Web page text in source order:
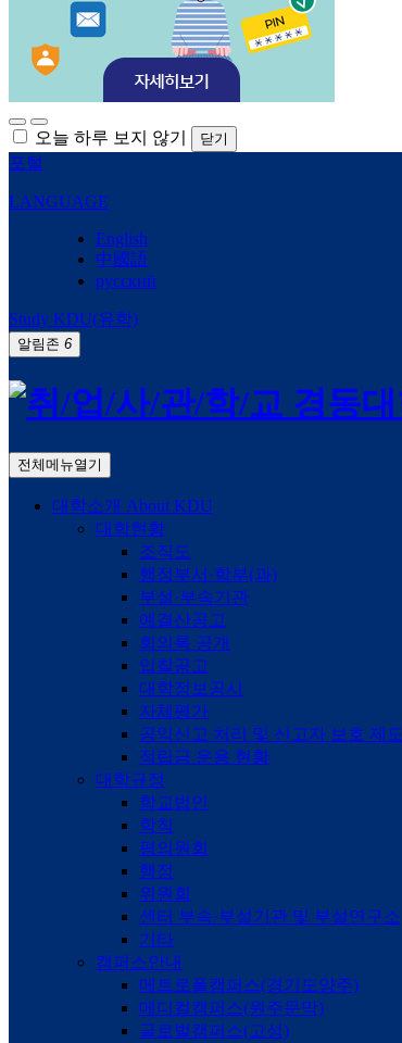
오늘 하루 보지 않기 닫기
포털
LANGUAGE
English
中國語
русский
Study KDU(유학)
알림존 6
전체메뉴열기
대학소개 About KDU
대학현황
조직도
행정부서·학부(과)
부설·부속기관
예결산공고
회의록 공개
입찰공고
대학정보공시
자체평가
공익신고 처리 및 신고자 보호 제도
적립금 운용 현황
대학규정
학교법인
학칙
평의원회
행정
위원회
센터 부속·부설기관 및 부설연구소
기타
캠퍼스안내
메트로폴캠퍼스(경기도양주)
메디컬캠퍼스(원주문막)
글로벌캠퍼스(고성)